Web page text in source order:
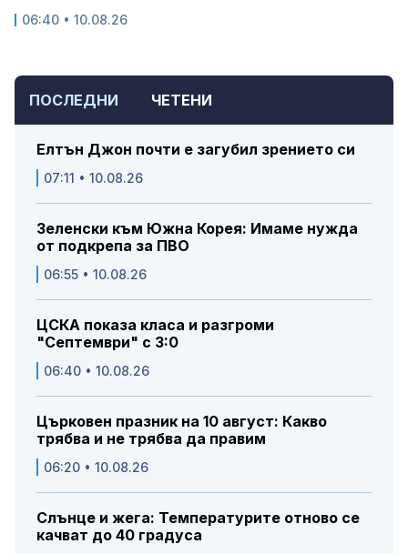
ПОСЛЕДНИ ЧЕТЕНИ
Елтън Джон почти е загубил зрението си
07:11 • 10.08.26
Зеленски към Южна Корея: Имаме нужда
от подкрепа за ПВО
06:55 • 10.08.26
ЦСКА показа класа и разгроми
"Септември" с 3:0
06:40 • 10.08.26
Църковен празник на 10 август: Какво
трябва и не трябва да правим
06:20 • 10.08.26
Слънце и жега: Температурите отново се
качват до 40 градуса
06:40 • 10.08.26